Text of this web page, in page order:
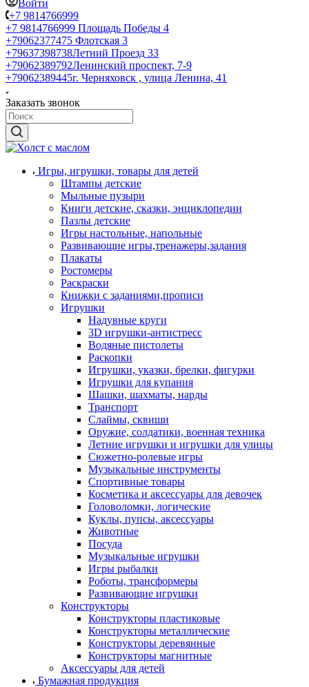
Войти
+7 9814766999
+7 9814766999 Площадь Победы 4
+79062377475 Флотская 3
+79637398738Летний Проезд 33
+79062389792Ленинский проспект, 7-9
+79062389445г. Черняховск , улица Ленина, 41
Заказать звонок
Игры, игрушки, товары для детей
Штампы детские
Мыльные пузыри
Книги детские, сказки, энциклопедии
Пазлы детские
Игры настольные, напольные
Развивающие игры,тренажеры,задания
Плакаты
Ростомеры
Раскраски
Книжки с заданиями,прописи
Игрушки
Надувные круги
3D игрушки-антистресс
Водяные пистолеты
Раскопки
Игрушки, указки, брелки, фигурки
Игрушки для купания
Шашки, шахматы, нарды
Транспорт
Слаймы, сквиши
Оружие, солдатики, военная техника
Летние игрушки и игрушки для улицы
Сюжетно-ролевые игры
Музыкальные инструменты
Спортивные товары
Косметика и аксессуары для девочек
Головоломки, логические
Куклы, пупсы, аксессуары
Животные
Посуда
Музыкальные игрушки
Игры рыбалки
Роботы, трансформеры
Развивающие игрушки
Конструкторы
Конструкторы пластиковые
Конструкторы металлические
Конструкторы деревянные
Конструкторы магнитные
Аксессуары для детей
Бумажная продукция